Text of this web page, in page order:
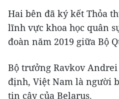
Hai bên đã ký kết Thỏa
lĩnh vực khoa học quân
đoàn năm 2019 giữa Bộ
Bộ trưởng Ravkov
định, Việt Nam là người
tin cậy của Belarus.